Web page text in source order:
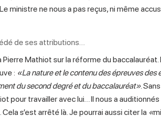
ministre ne nous a pas reçus, ni même
de ses attributions…
Mathiot sur la réforme du baccalauréat.
: «La nature et le contenu des épreuves des
du second degré et du baccalauréat».
pour travailler avec lui… Il nous a auditionnés
s’est arrêté là. Je pourrai aussi citer la «